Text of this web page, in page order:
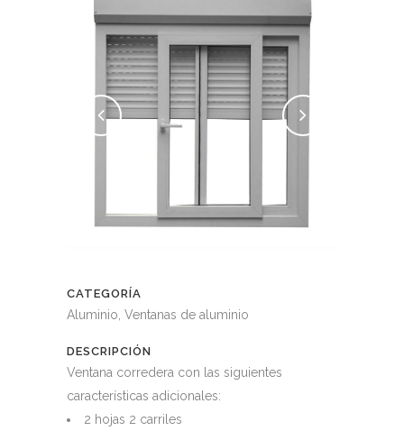
CATEGORÍA
Aluminio, Ventanas de aluminio
DESCRIPCIÓN
Ventana corredera con las siguientes
características adicionales:
2 hojas 2 carriles